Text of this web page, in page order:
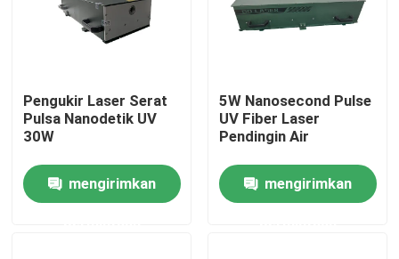
Rumah
Pengukir Laser Serat
Pulsa Nanodetik UV
30W
mengirimkan
5W Nanosecond Pulse
UV Fiber Laser
Pendingin Air
mengirimkan